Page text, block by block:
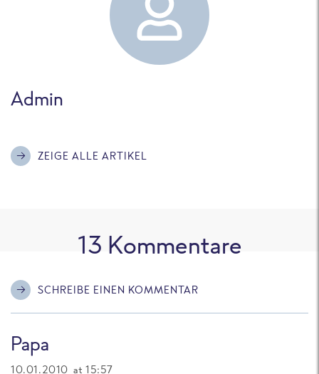
Admin
ZEIGE ALLE ARTIKEL
13 Kommentare
SCHREIBE EINEN KOMMENTAR
Papa
10.01.2010 at 15:57